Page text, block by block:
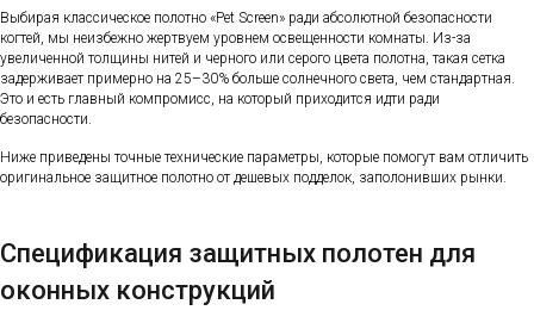
Выбирая классическое полотно «Pet Screen» ради абсолютной безопасности
когтей, мы неизбежно жертвуем уровнем освещенности комнаты. Из-за
увеличенной толщины нитей и черного или серого цвета полотна, такая сетка
задерживает примерно на 25–30% больше солнечного света, чем стандартная.
Это и есть главный компромисс, на который приходится идти ради
безопасности.
Ниже приведены точные технические параметры, которые помогут вам отличить
оригинальное защитное полотно от дешевых подделок, заполонивших рынки.
Спецификация защитных полотен для
оконных конструкций